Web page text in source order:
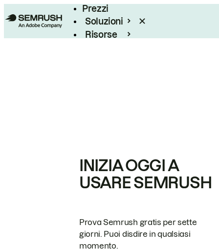
Prezzi
Soluzioni
Risorse
INIZIA OGGI A
USARE SEMRUSH
Prova Semrush gratis per sette
giorni. Puoi disdire in qualsiasi
momento.